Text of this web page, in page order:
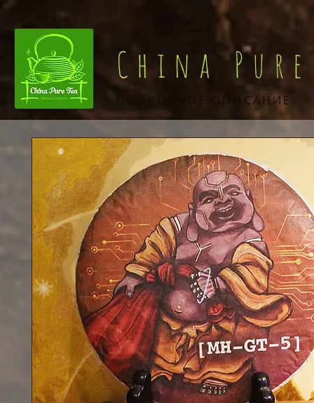
China
ПОДРОБНОЕ ОПИСАНИЕ